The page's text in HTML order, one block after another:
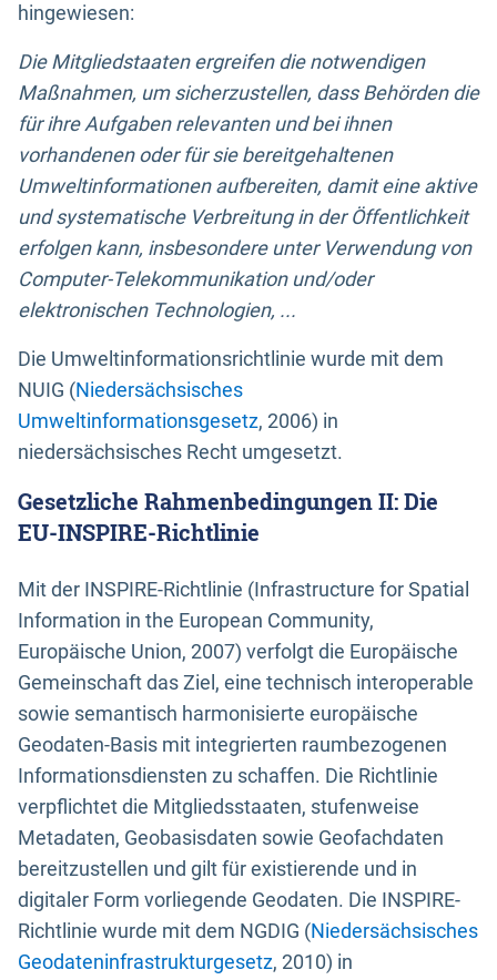
hingewiesen:
Die Mitgliedstaaten ergreifen die notwendigen
Maßnahmen, um sicherzustellen, dass Behörden die
für ihre Aufgaben relevanten und bei ihnen
vorhandenen oder für sie bereitgehaltenen
Umweltinformationen aufbereiten, damit eine aktive
und systematische Verbreitung in der Öffentlichkeit
erfolgen kann, insbesondere unter Verwendung von
Computer-Telekommunikation und/oder
elektronischen Technologien, ...
Die Umweltinformationsrichtlinie wurde mit dem
NUIG (Niedersächsisches
Umweltinformationsgesetz, 2006) in
niedersächsisches Recht umgesetzt.
Gesetzliche Rahmenbedingungen II: Die
EU-INSPIRE-Richtlinie
Mit der INSPIRE-Richtlinie (Infrastructure for Spatial
Information in the European Community,
Europäische Union, 2007) verfolgt die Europäische
Gemeinschaft das Ziel, eine technisch interoperable
sowie semantisch harmonisierte europäische
Geodaten-Basis mit integrierten raumbezogenen
Informationsdiensten zu schaffen. Die Richtlinie
verpflichtet die Mitgliedsstaaten, stufenweise
Metadaten, Geobasisdaten sowie Geofachdaten
bereitzustellen und gilt für existierende und in
digitaler Form vorliegende Geodaten. Die INSPIRE-
Richtlinie wurde mit dem NGDIG (Niedersächsisches
Geodateninfrastrukturgesetz, 2010) in